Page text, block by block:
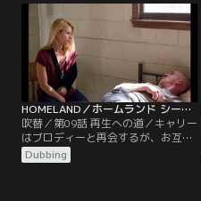
り、アダルによってクインが起訴さ
れる危機にある中、キャリーは国家
安全保障のため一時捜査を中断する
よう警部に申し出る。
HOMELAND／ホームランド シーズン3 第09話／吹替
吹替／第09話 再生への道／キャリー
はブロディーと再会するが、お互い
の状況は二人が想像するよりも厳し
いものとなっていた。幻覚に苦しむ
Dubbing